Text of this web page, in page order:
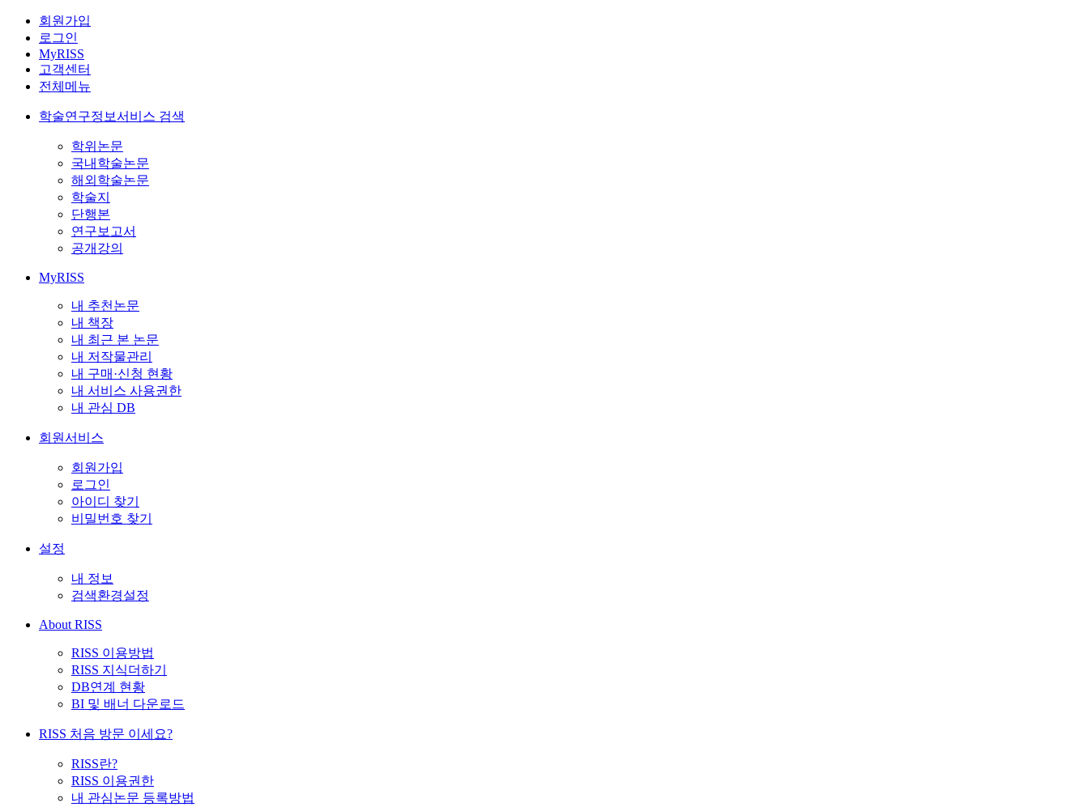
회원가입
로그인
MyRISS
고객센터
전체메뉴
학술연구정보서비스 검색
학위논문
국내학술논문
해외학술논문
학술지
단행본
연구보고서
공개강의
MyRISS
내 추천논문
내 책장
내 최근 본 논문
내 저작물관리
내 구매·신청 현황
내 서비스 사용권한
내 관심 DB
회원서비스
회원가입
로그인
아이디 찾기
비밀번호 찾기
설정
내 정보
검색환경설정
About RISS
RISS 이용방법
RISS 지식더하기
DB연계 현황
BI 및 배너 다운로드
RISS 처음 방문 이세요?
RISS란?
RISS 이용권한
내 관심논문 등록방법